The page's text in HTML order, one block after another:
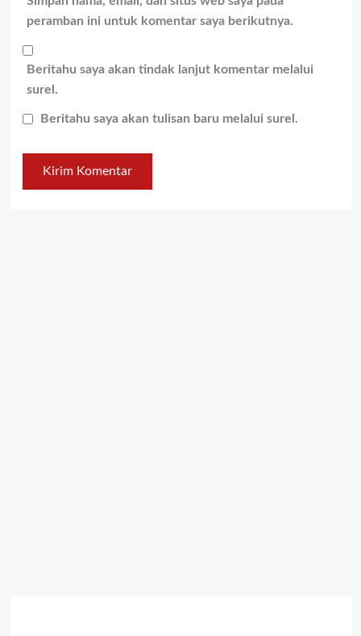
peramban ini untuk komentar saya berikutnya.
Beritahu saya akan tindak lanjut komentar melalui
surel.
Beritahu saya akan tulisan baru melalui surel.